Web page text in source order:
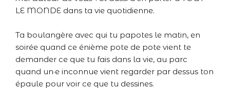
LE MONDE dans ta vie quotidienne.
Ta boulangère avec qui tu papotes le matin, en
soirée quand ce énième pote de pote vient te
demander ce que tu fais dans la vie, au parc
quand un·e inconnue vient regarder par dessus ton
épaule pour voir ce que tu dessines.